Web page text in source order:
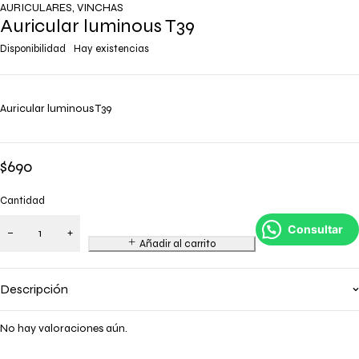
AURICULARES, VINCHAS
Auricular luminous T39
Disponibilidad Hay existencias
Auricular luminous T39
$690
Cantidad
Añadir al carrito
Consultar
Descripción
No hay valoraciones aún.